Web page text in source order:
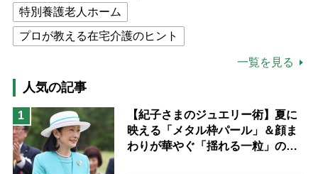
特別養護老人ホーム
プロが教える在宅介護のヒント
高木ブー
ケアマネジャー
猫が母になつきません
息子の遠距離介護サバイバル術
兄がボケました
一覧を見る
人気の記事
1
【紀子さまのジュエリー術】夏に
映える「メタル枠パール」＆顔ま
わりが華やぐ「揺れる一粒」の使